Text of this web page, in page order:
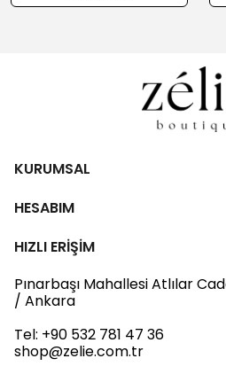
KURUMSAL
HESABIM
HIZLI ERİŞİM
Pınarbaşı Mahallesi Atlılar
/ Ankara
Tel: +90 532 781 47 36
shop@zelie.com.tr